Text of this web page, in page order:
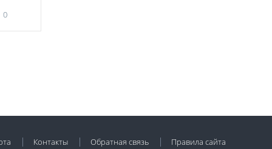
0
Контакты Обратная связь Правила сайта